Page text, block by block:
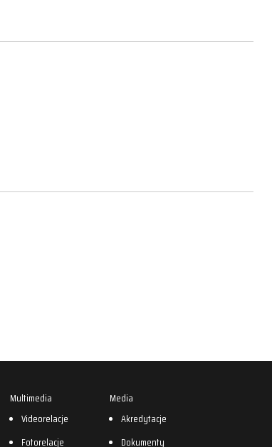
Multimedia
Videorelacje
Fotorelacje
Media
Akredytacje
Dokumenty